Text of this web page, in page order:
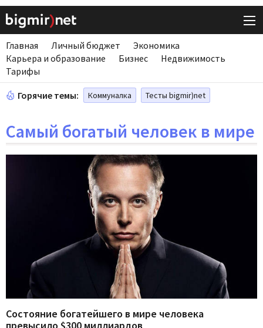
Главная Личный бюджет
Экономика
Карьера и образование
Бизнес
Недвижимость
Тарифы
Горячие темы: Коммуналка Тесты bigmir)net
Самый богатый человек в мире
Состояние богатейшего в мире человека